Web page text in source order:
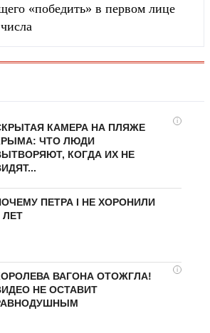
«победить» в первом лице
i
КАМЕРА НА ПЛЯЖЕ
ЧТО ЛЮДИ
КОГДА ИХ НЕ
ПЕТРА I НЕ ХОРОНИЛИ
ЛЕТ
i
ВАГОНА ОТОЖГЛА!
НЕ ОСТАВИТ